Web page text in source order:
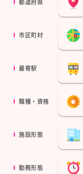
都道府県
市区町村
最寄駅
職種・資格
施設形態
勤務形態